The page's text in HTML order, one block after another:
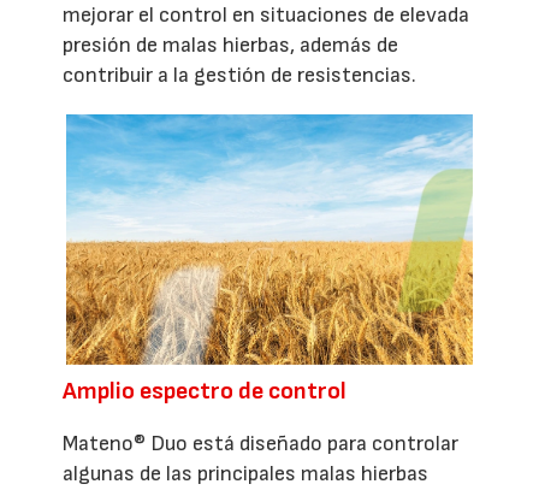
mejorar el control en situaciones de elevada
presión de malas hierbas, además de
contribuir a la gestión de resistencias.
Amplio espectro de control
Mateno® Duo está diseñado para controlar
algunas de las principales malas hierbas